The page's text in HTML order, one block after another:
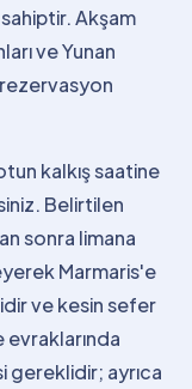
Akşam
ve Yunan
kalkış saatine
Belirtilen
sonra limana
Marmaris'e
ve kesin sefer
gereklidir; ayrıca